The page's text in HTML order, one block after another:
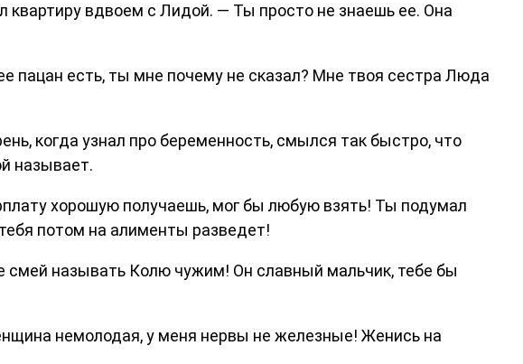
вдвоем с Лидой. — Ты просто не знаешь ее. Она
пацан есть, ты мне почему не сказал? Мне твоя сестра Люда
когда узнал про беременность, смылся так быстро, что
называет.
хорошую получаешь, мог бы любую взять! Ты подумал
потом на алименты разведет!
смей называть Колю чужим! Он славный мальчик, тебе бы
немолодая, у меня нервы не железные! Женись на